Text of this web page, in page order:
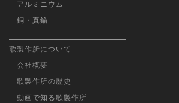
アルミニウム
銅・真鍮
歌製作所について
会社概要
歌製作所の歴史
動画で知る歌製作所